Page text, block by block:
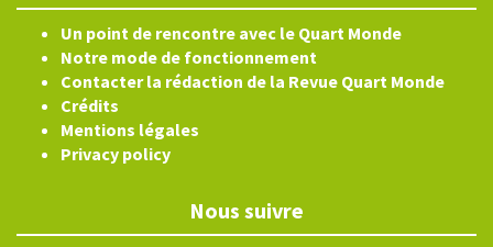
Un point de rencontre avec le Quart Monde
Notre mode de fonctionnement
Contacter la rédaction de la Revue Quart Monde
Crédits
Mentions légales
Privacy policy
Nous suivre